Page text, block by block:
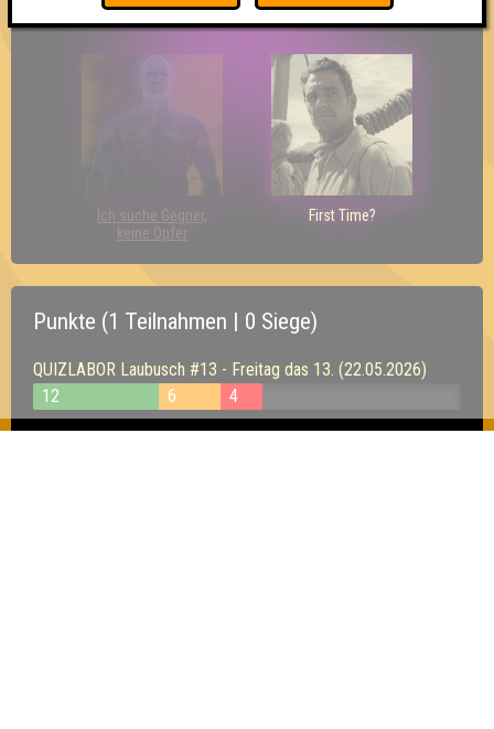
Ich suche Gegner,
keine Opfer
First Time?
Punkte (1 Teilnahmen | 0 Siege)
QUIZLABOR Laubusch #13 - Freitag das 13. (22.05.2026)
12
6 4